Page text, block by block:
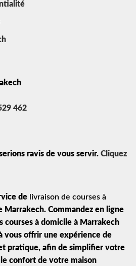
462
ravis de vous servir. Cliquez
de livraison de courses à
Marrakech. Commandez en ligne
courses à domicile à Marrakech
vous offrir une expérience de
pratique, afin de simplifier votre
confort de votre maison